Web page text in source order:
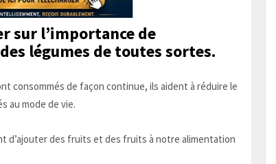
sur l’importance de
légumes de toutes sortes.
consommés de façon continue, ils aident à réduire le
au mode de vie.
d’ajouter des fruits et des fruits à notre alimentation